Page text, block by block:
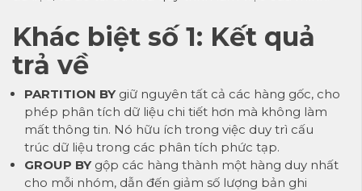
Khác biệt số 1: Kết quả
trả về
PARTITION BYgiữ nguyên tất cả các hàng gốc, cho
phép phân tích dữ liệu chi tiết hơn mà không làm
mất thông tin. Nó hữu ích trong việc duy trì cấu
trúc dữ liệu trong các phân tích phức tạp.
GROUP BYgộp các hàng thành một hàng duy nhất
cho mỗi nhóm, dẫn đến giảm số lượng bản ghi